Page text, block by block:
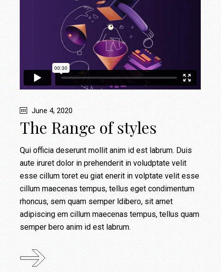
June 4, 2020
The Range of styles
Qui officia deserunt mollit anim id est labrum. Duis
aute iruret dolor in prehenderit in voludptate velit
esse cillum toret eu giat enerit in volptate velit esse
cillum maecenas tempus, tellus eget condimentum
rhoncus, sem quam semper ldibero, sit amet
adipiscing em cillum maecenas tempus, tellus quam
semper bero anim id est labrum.